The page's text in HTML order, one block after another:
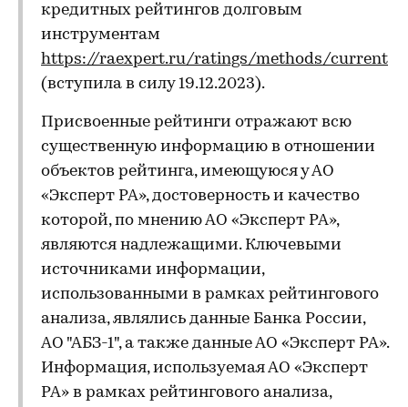
кредитных рейтингов долговым
инструментам
https://raexpert.ru/ratings/methods/current
(вступила в силу 19.12.2023).
Присвоенные рейтинги отражают всю
существенную информацию в отношении
объектов рейтинга, имеющуюся у АО
«Эксперт РА», достоверность и качество
которой, по мнению АО «Эксперт РА»,
являются надлежащими. Ключевыми
источниками информации,
использованными в рамках рейтингового
анализа, являлись данные Банка России,
АО "АБЗ-1", а также данные АО «Эксперт РА».
Информация, используемая АО «Эксперт
РА» в рамках рейтингового анализа,